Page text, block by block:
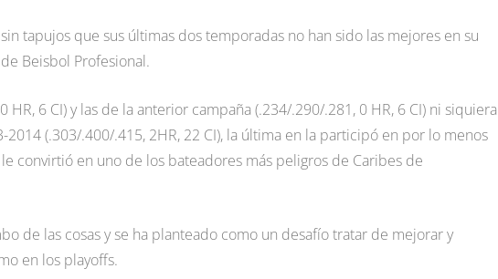
tapujos que sus últimas dos temporadas no han sido las mejores en su
Beisbol Profesional.
HR, 6 CI) y las de la anterior campaña (.234/.290/.281, 0 HR, 6 CI) ni siquiera
2014 (.303/.400/.415, 2HR, 22 CI), la última en la participó en por lo menos
convirtió en uno de los bateadores más peligros de Caribes de
de las cosas y se ha planteado como un desafío tratar de mejorar y
en los playoffs.